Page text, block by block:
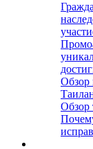
Обзор
Обзор